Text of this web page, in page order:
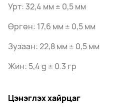
Урт: 32,4 мм ± 0,5 мм
Өргөн: 17,6 мм ± 0,5 мм
Зузаан: 22,8 мм ± 0,5 мм
Жин: 5,4 g ± 0.3 гр
Цэнэглэх хайрцаг